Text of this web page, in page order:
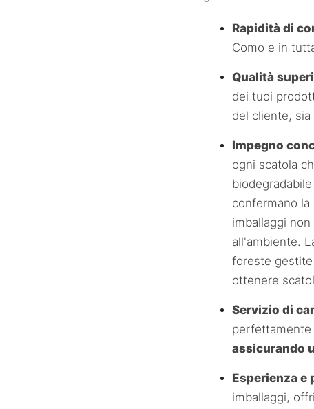
Rapidità di
Como e in
Qualità
dei tuoi
del cliente,
Impegno
ogni scatola
confermano
imballaggi
all'ambiente.
foreste
ottenere
Servizio di
perfettamente
assicurando
Esperienza e
imballaggi,